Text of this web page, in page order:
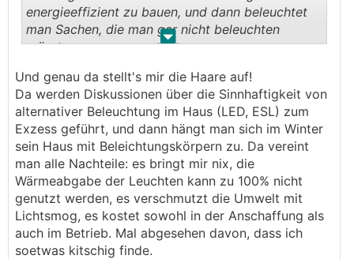
. .
energieeffizient zu bauen, und dann beleuchtet
man Sachen, die man gar nicht beleuchten
müsste
Und genau da stellt's mir die Haare auf!
Da werden Diskussionen über die Sinnhaftigkeit von
alternativer Beleuchtung im Haus (LED, ESL) zum
Exzess geführt, und dann hängt man sich im Winter
sein Haus mit Beleichtungskörpern zu. Da vereint
man alle Nachteile: es bringt mir nix, die
Wärmeabgabe der Leuchten kann zu 100% nicht
genutzt werden, es verschmutzt die Umwelt mit
Lichtsmog, es kostet sowohl in der Anschaffung als
auch im Betrieb. Mal abgesehen davon, dass ich
soetwas kitschig finde.